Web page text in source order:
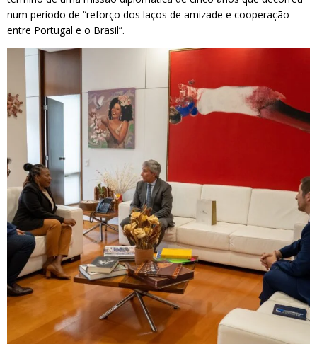
num período de “reforço dos laços de amizade e cooperação
entre Portugal e o Brasil”.